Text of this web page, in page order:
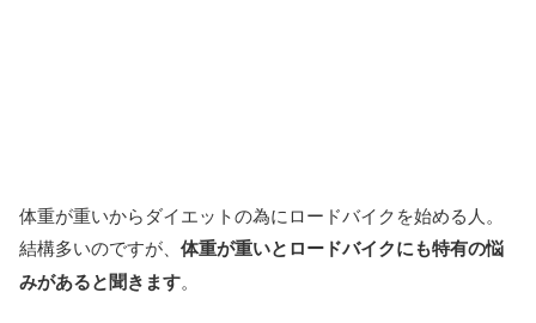
体重が重いからダイエットの為にロードバイクを始める人。
結構多いのですが、 体重が重いとロードバイクにも特有の悩
みがあると聞きます。